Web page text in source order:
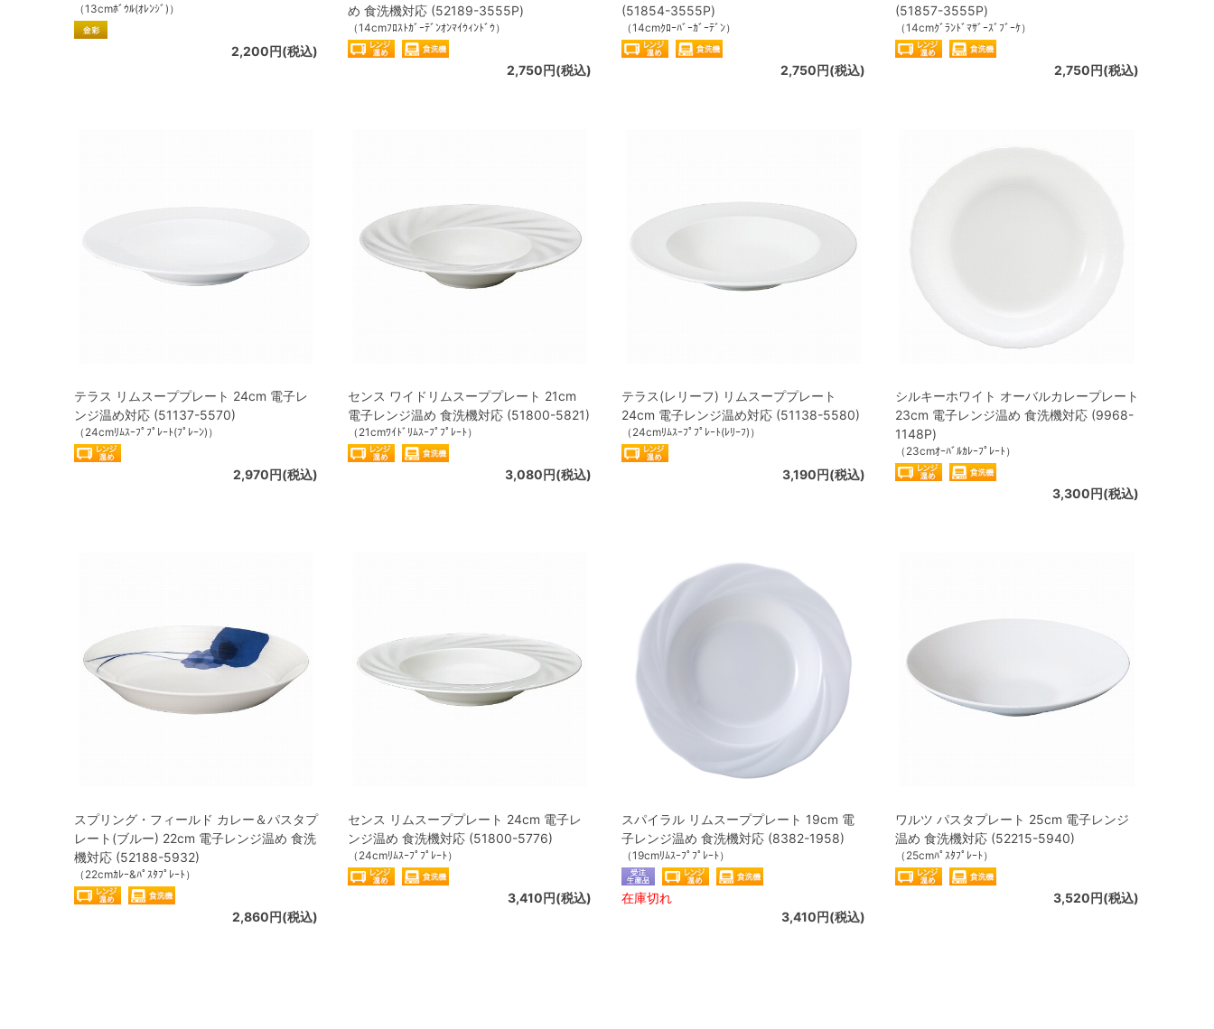
（13cmﾎﾞｳﾙ(ｵﾚﾝｼﾞ)）
2,200円(税込)
め 食洗機対応 (52189-3555P)
（14cmﾌﾛｽﾄｶﾞｰﾃﾞﾝｵﾝﾏｲｳｨﾝﾄﾞｳ）
2,750円(税込)
(51854-3555P)
（14cmｸﾛｰﾊﾞｰｶﾞｰﾃﾞﾝ）
2,750円(税込)
(51857-3555P)
（14cmｸﾞﾗﾝﾄﾞﾏｻﾞｰｽﾞﾌﾞｰｹ）
2,750円(税込)
テラス リムスーププレート 24cm 電子レ
ンジ温め対応 (51137-5570)
（24cmﾘﾑｽｰﾌﾟﾌﾟﾚｰﾄ(ﾌﾟﾚｰﾝ)）
2,970円(税込)
センス ワイドリムスーププレート 21cm
電子レンジ温め 食洗機対応 (51800-5821)
（21cmﾜｲﾄﾞﾘﾑｽｰﾌﾟﾌﾟﾚｰﾄ）
3,080円(税込)
テラス(レリーフ) リムスーププレート
24cm 電子レンジ温め対応 (51138-5580)
（24cmﾘﾑｽｰﾌﾟﾌﾟﾚｰﾄ(ﾚﾘｰﾌ)）
3,190円(税込)
シルキーホワイト オーバルカレープレート
23cm 電子レンジ温め 食洗機対応 (9968-
1148P)
（23cmｵｰﾊﾞﾙｶﾚｰﾌﾟﾚｰﾄ）
3,300円(税込)
スプリング・フィールド カレー＆パスタプ
レート(ブルー) 22cm 電子レンジ温め 食洗
機対応 (52188-5932)
（22cmｶﾚｰ&ﾊﾟｽﾀﾌﾟﾚｰﾄ）
2,860円(税込)
センス リムスーププレート 24cm 電子レ
ンジ温め 食洗機対応 (51800-5776)
（24cmﾘﾑｽｰﾌﾟﾌﾟﾚｰﾄ）
3,410円(税込)
スパイラル リムスーププレート 19cm 電
子レンジ温め 食洗機対応 (8382-1958)
（19cmﾘﾑｽｰﾌﾟﾌﾟﾚｰﾄ）
在庫切れ
3,410円(税込)
ワルツ パスタプレート 25cm 電子レンジ
温め 食洗機対応 (52215-5940)
（25cmﾊﾟｽﾀﾌﾟﾚｰﾄ）
3,520円(税込)